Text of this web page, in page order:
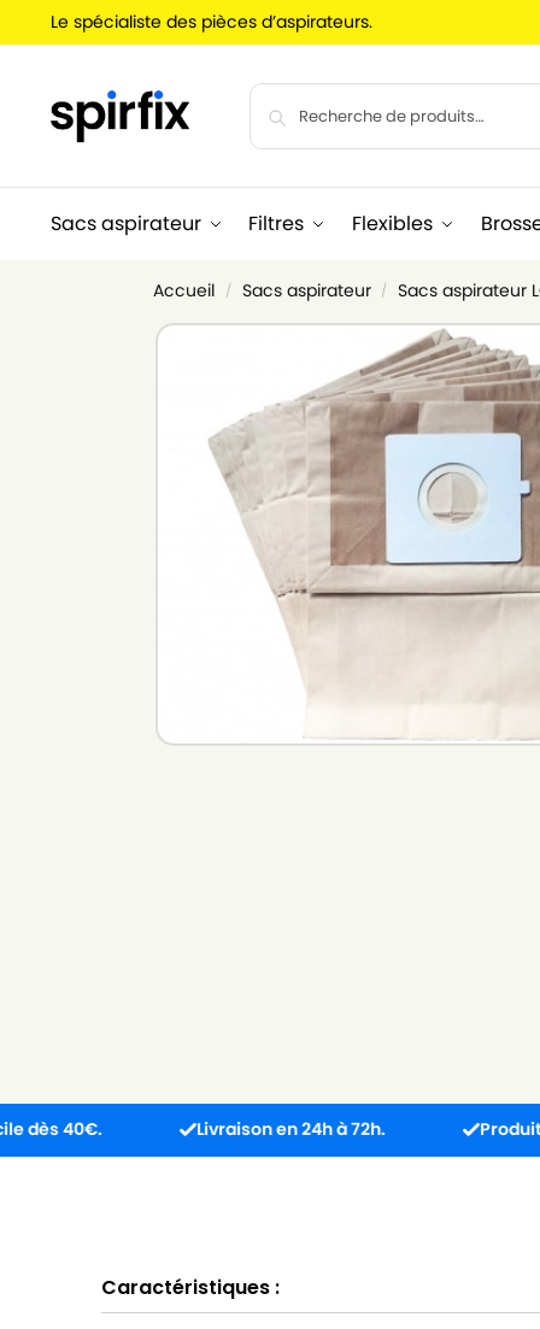
Le spécialiste des pièces d’aspirateurs.
Sacs aspirateur Filtres Flexibles
Accueil / Sacs aspirateur / Sacs aspirateur
Livraison en 24h à 72h. Produit reçu
Caractéristiques :